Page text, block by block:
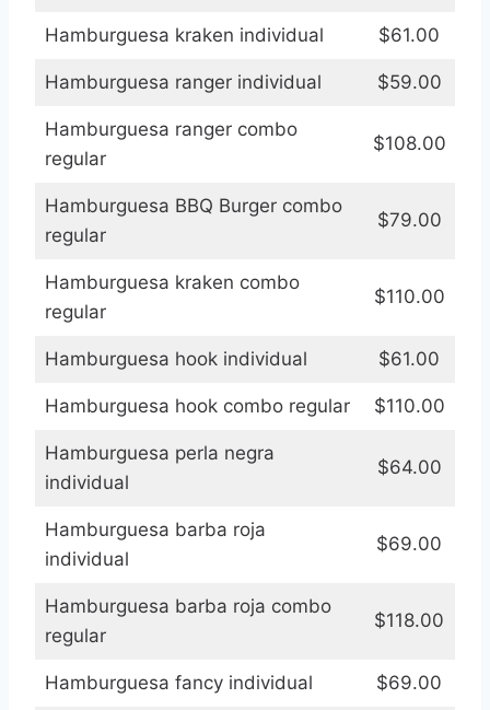
Hamburguesa kraken individual $61.00
Hamburguesa ranger individual $59.00
Hamburguesa ranger combo
regular
$108.00
Hamburguesa BBQ Burger combo
regular
$79.00
Hamburguesa kraken combo
regular
$110.00
Hamburguesa hook individual $61.00
Hamburguesa hook combo regular $110.00
Hamburguesa perla negra
individual
$64.00
Hamburguesa barba roja
individual
$69.00
Hamburguesa barba roja combo
regular
$118.00
Hamburguesa fancy individual $69.00